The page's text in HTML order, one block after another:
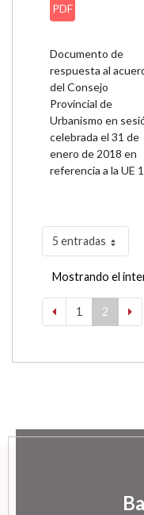
PDF
Documento de
respuesta al
del Consejo
Provincial de
Urbanismo en
celebrada el 31 de
enero de 2018 en
referencia a la UE 1
5 entradas
Mostrando el
1 2